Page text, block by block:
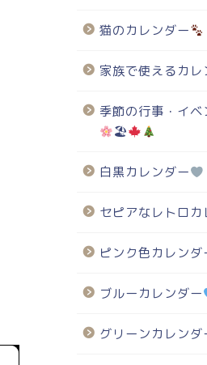
猫のカレンダー
家族で使えるカレ
季節の行事・イ
🏖
白黒カレンダー
セピアなレトロカ
ピンク色カレンダ
ブルーカレンダー
グリーンカレンダ